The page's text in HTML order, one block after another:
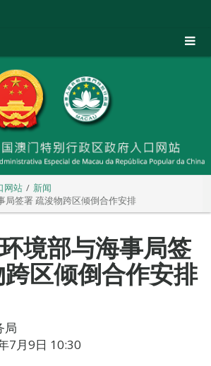
网站
新闻
局签署 疏浚物跨区倾倒合作安排
境部与海事局签
区倾倒合作安排
局
7月9日 10:30